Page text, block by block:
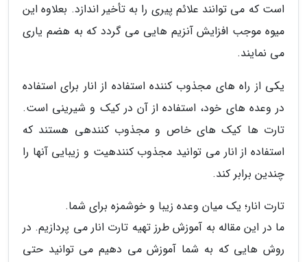
است که می توانند علائم پیری را به تأخیر اندازد. بعلاوه این
میوه موجب افزایش آنزیم هایی می گردد که به هضم یاری
می نمایند.
یکی از راه های مجذوب کننده استفاده از انار برای استفاده
در وعده های خود، استفاده از آن در کیک و شیرینی است.
تارت ها کیک های خاص و مجذوب کنندهی هستند که
استفاده از انار می توانید مجذوب کنندهیت و زیبایی آنها را
چندین برابر کند.
تارت انار؛ یک میان وعده زیبا و خوشمزه برای شما.
ما در این مقاله به آموزش طرز تهیه تارت انار می پردازیم. در
روش هایی که به شما آموزش می دهیم می توانید حتی